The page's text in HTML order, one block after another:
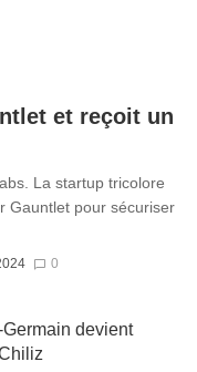
et reçoit un
La startup tricolore
Gauntlet pour sécuriser
0
devient